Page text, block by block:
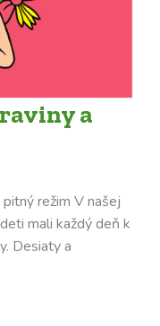
a
režim V našej
mali každý deň k
Desiaty a